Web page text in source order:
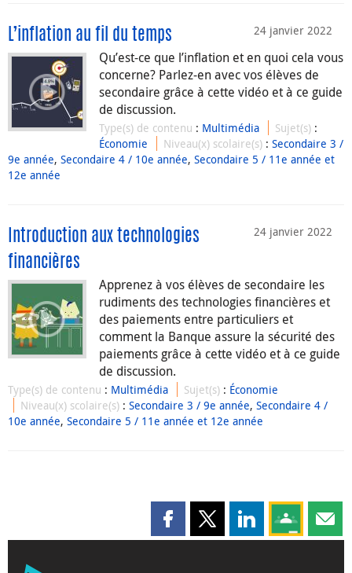
24 janvier 2022
L’inflation au fil du temps
Qu’est-ce que l’inflation et en quoi cela vous
concerne? Parlez-en avec vos élèves de
secondaire grâce à cette vidéo et à ce guide
de discussion.
Type(s) de contenu : Multimédia Sujet(s) :
Économie
Niveau(x) scolaire(s) :Secondaire 3 /
9e année, Secondaire 4 / 10e année, Secondaire 5 / 11e année et
12e année
24 janvier 2022
Introduction aux technologies
financières
Apprenez à vos élèves de secondaire les
rudiments des technologies financières et
des paiements entre particuliers et
comment la Banque assure la sécurité des
paiements grâce à cette vidéo et à ce guide
de discussion.
Type(s) de contenu : Multimédia Sujet(s) : Économie
Niveau(x) scolaire(s) :Secondaire 3 / 9e année,Secondaire 4 /
10e année, Secondaire 5 / 11e année et 12e année
Partager cette page sur
Partager cette page sur X
Partager cette
Partagez